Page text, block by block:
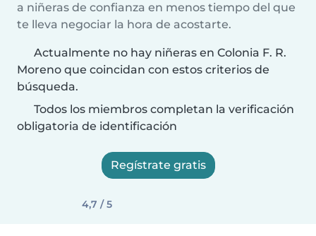
a niñeras de confianza en menos tiempo del que
te lleva negociar la hora de acostarte.
Actualmente no hay niñeras en Colonia F. R.
Moreno que coincidan con estos criterios de
búsqueda.
Todos los miembros completan la verificación
obligatoria de identificación
Regístrate gratis
4,7 / 5